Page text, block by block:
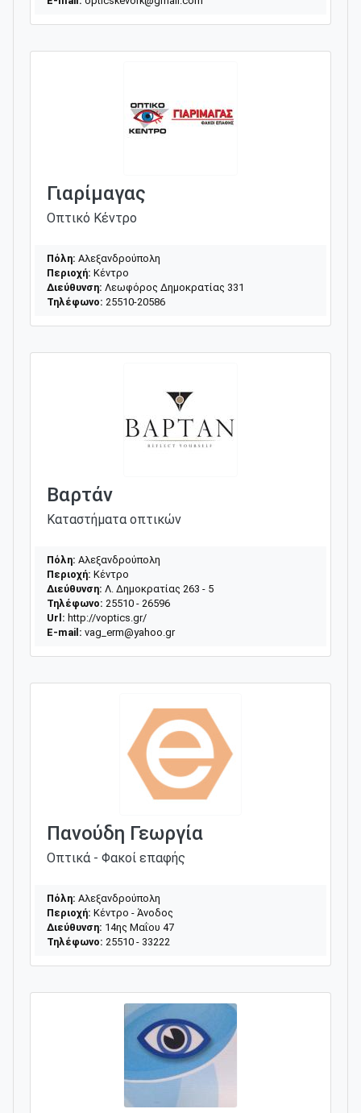
Γιαρίμαγας
Οπτικό Κέντρο
Πόλη: Αλεξανδρούπολη
Περιοχή: Κέντρο
Διεύθυνση: Λεωφόρος Δημοκρατίας 331
Τηλέφωνο: 25510-20586
Βαρτάν
Καταστήματα οπτικών
Πόλη: Αλεξανδρούπολη
Περιοχή: Κέντρο
Διεύθυνση: Λ. Δημοκρατίας 263 - 5
Τηλέφωνο: 25510 - 26596
Url: http://voptics.gr/
E-mail: vag_erm@yahoo.gr
Πανούδη Γεωργία
Οπτικά - Φακοί επαφής
Πόλη: Αλεξανδρούπολη
Περιοχή: Κέντρο - Άνοδος
Διεύθυνση: 14ης Μαΐου 47
Τηλέφωνο: 25510 - 33222